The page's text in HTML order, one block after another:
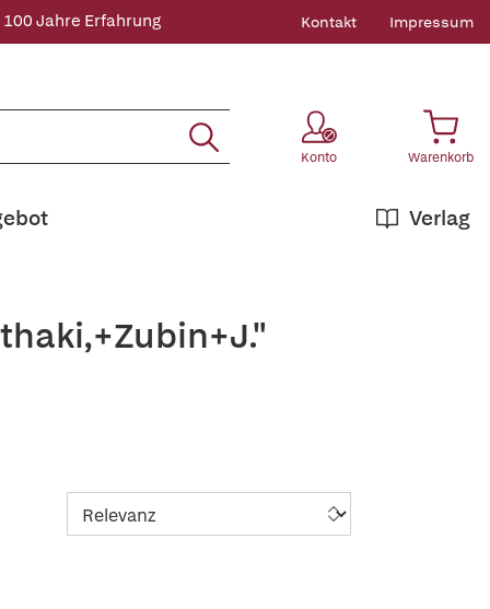
100 Jahre Erfahrung Kontakt Impressum
Konto Warenkorb
Verlag